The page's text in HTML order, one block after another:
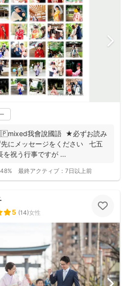
我會說國語 ★必ずお読み
にメッセージをください 七五
を祝う行事ですが ...
48% 最終アクティブ： 7日以上前
5 (14)女性